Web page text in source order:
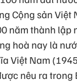
Cộng sản Việt
năm thành lập
hoà nay là
Việt Nam
nêu ra trong